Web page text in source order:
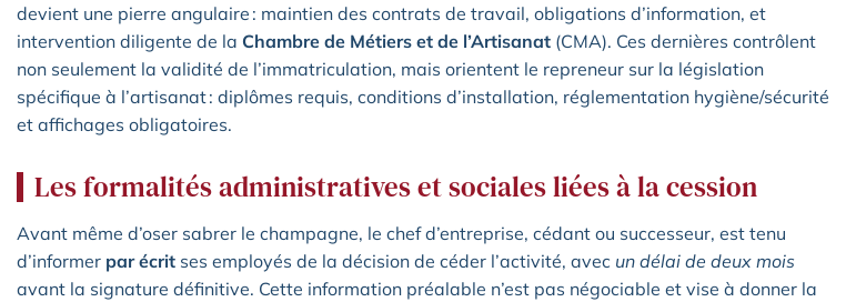
devient une pierre angulaire : maintien des contrats de travail, obligations d’information, et
intervention diligente de la Chambre de Métiers et de l’Artisanat (CMA). Ces dernières contrôlent
non seulement la validité de l’immatriculation, mais orientent le repreneur sur la législation
spécifique à l’artisanat : diplômes requis, conditions d’installation, réglementation hygiène/sécurité
et affichages obligatoires.
Les formalités administratives et sociales liées à la cession
Avant même d’oser sabrer le champagne, le chef d’entreprise, cédant ou successeur, est tenu
d’informer par écrit ses employés de la décision de céder l’activité, avec un délai de deux mois
avant la signature définitive. Cette information préalable n’est pas négociable et vise à donner la